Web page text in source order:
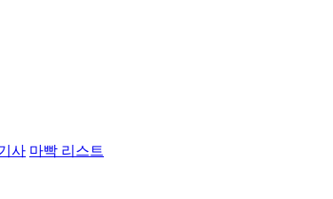
사 마빡 리스트